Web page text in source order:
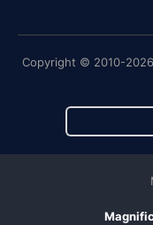
Copyright © 2010-2026
Magnific